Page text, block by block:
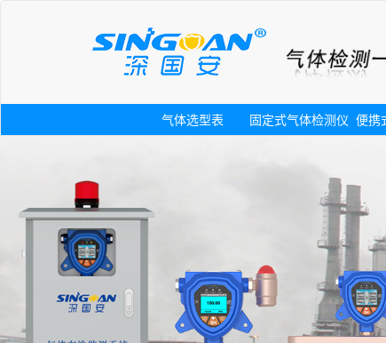
气体选型表
固定式气体检测仪 便携